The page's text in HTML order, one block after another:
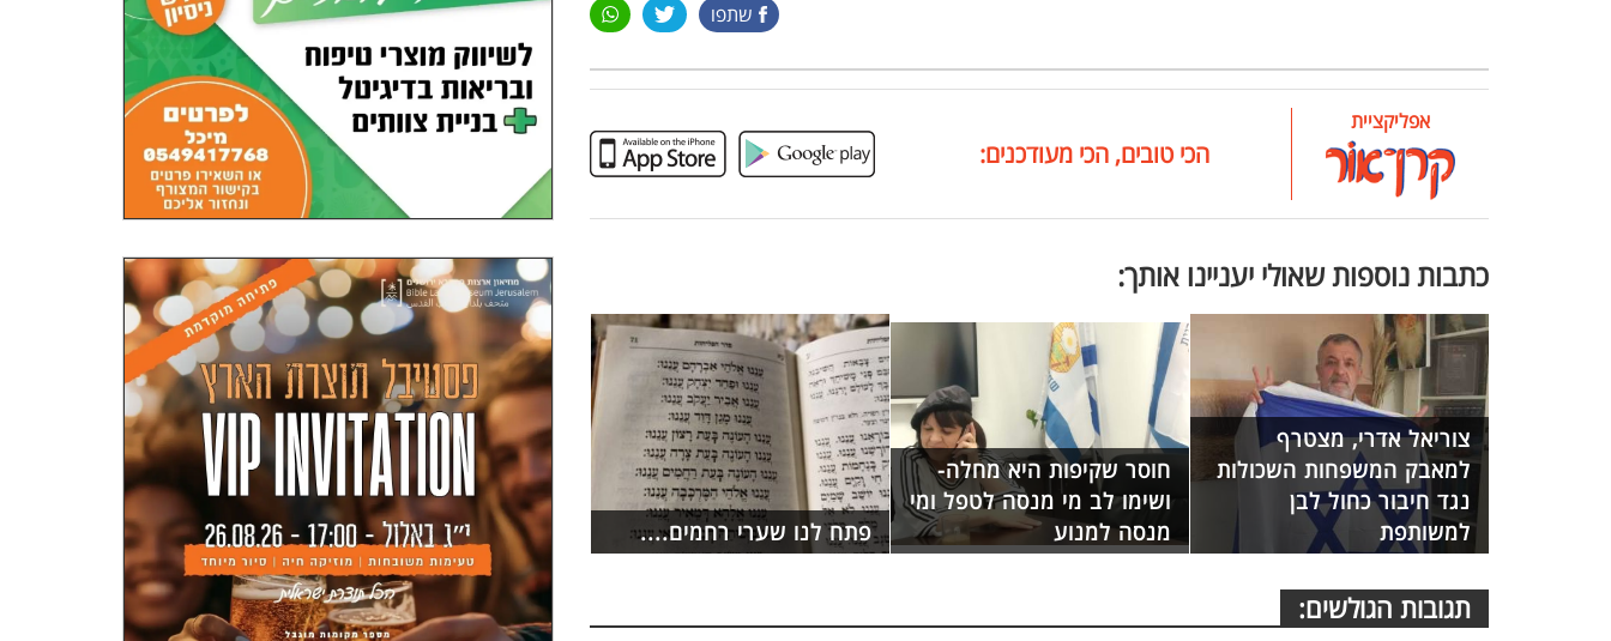
שתפו
אפליקציית
הכי טובים, הכי מעודכנים:
כתבות נוספות שאולי יעניינו אותך:
צוריאל אדרי, מצטרף
למאבק המשפחות השכולות
נגד חיבור כחול לבן
למשותפת
חוסר שקיפות היא מחלה-
ושימו לב מי מנסה לטפל ומי
מנסה למנוע
פתח לנו שערי רחמים....
תגובות הגולשים: